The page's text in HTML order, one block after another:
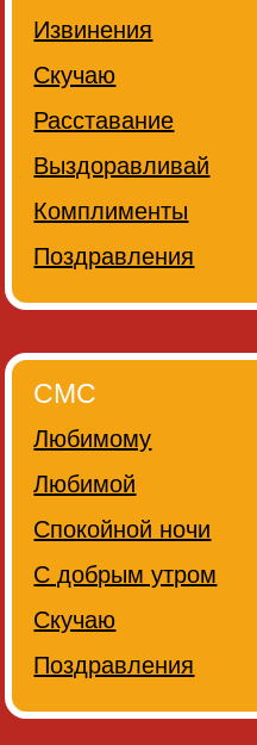
Извинения
Скучаю
Расставание
Выздоравливай
Комплименты
Поздравления
СМС
Любимому
Любимой
Спокойной ночи
С добрым утром
Скучаю
Поздравления